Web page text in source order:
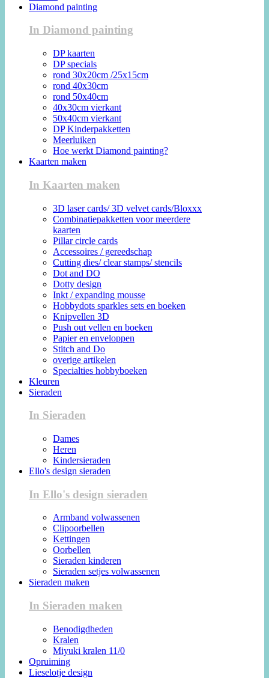
Diamond painting
In Diamond painting
DP kaarten
DP specials
rond 30x20cm /25x15cm
rond 40x30cm
rond 50x40cm
40x30cm vierkant
50x40cm vierkant
DP Kinderpakketten
Meerluiken
Hoe werkt Diamond painting?
Kaarten maken
In Kaarten maken
3D laser cards/ 3D velvet cards/Bloxxx
Combinatiepakketten voor meerdere
kaarten
Pillar circle cards
Accessoires / gereedschap
Cutting dies/ clear stamps/ stencils
Dot and DO
Dotty design
Inkt / expanding mousse
Hobbydots sparkles sets en boeken
Knipvellen 3D
Push out vellen en boeken
Papier en enveloppen
Stitch and Do
overige artikelen
Specialties hobbyboeken
Kleuren
Sieraden
In Sieraden
Dames
Heren
Kindersieraden
Ello's design sieraden
In Ello's design sieraden
Armband volwassenen
Clipoorbellen
Kettingen
Oorbellen
Sieraden kinderen
Sieraden setjes volwassenen
Sieraden maken
In Sieraden maken
Benodigdheden
Kralen
Miyuki kralen 11/0
Opruiming
Lieselotje design